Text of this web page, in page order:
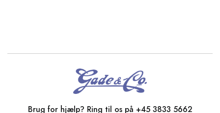
Brug for hjælp? Ring til os på +45 3833 5662